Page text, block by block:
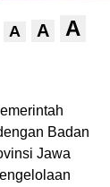
A A A
Badan
Jawa